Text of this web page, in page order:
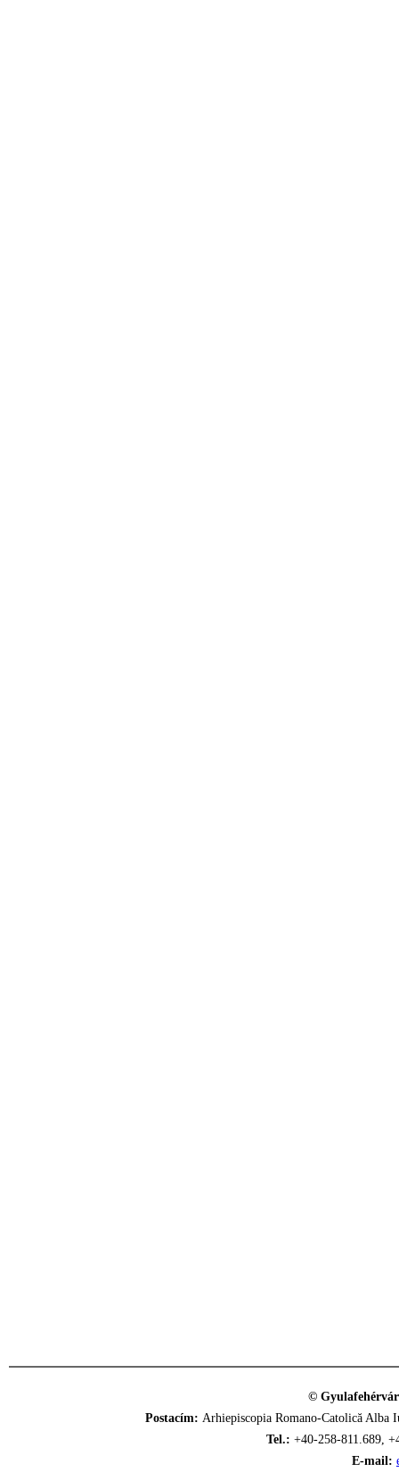
©
Postacím: Arhiepiscopia Romano-Catolică
Tel.: +40-258-811.689,
E-mail: